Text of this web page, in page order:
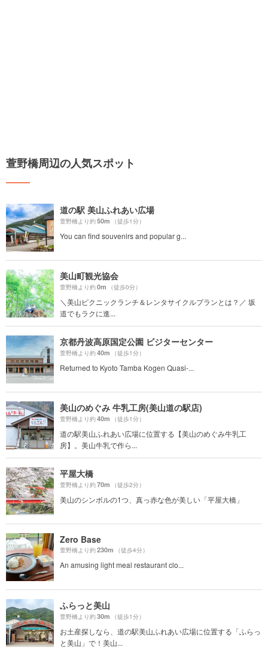
萱野橋周辺の人気スポット
道の駅 美山ふれあい広場
萱野橋より約50m （徒歩1分）
You can find souvenirs and popular g...
美山町観光協会
萱野橋より約0m （徒歩0分）
＼美山ピクニックランチ＆レンタサイクルプランとは？／ 坂
道でもラクに進...
京都丹波高原国定公園 ビジターセンター
萱野橋より約40m （徒歩1分）
Returned to Kyoto Tamba Kogen Quasi-...
美山のめぐみ 牛乳工房(美山道の駅店)
萱野橋より約40m （徒歩1分）
道の駅美山ふれあい広場に位置する【美山のめぐみ牛乳工
房】。美山牛乳で作ら...
平屋大橋
萱野橋より約70m （徒歩2分）
美山のシンボルの1つ、真っ赤な色が美しい「平屋大橋」
Zero Base
萱野橋より約230m （徒歩4分）
An amusing light meal restaurant clo...
ふらっと美山
萱野橋より約30m （徒歩1分）
お土産探しなら、道の駅美山ふれあい広場に位置する「ふらっ
と美山」で！美山...